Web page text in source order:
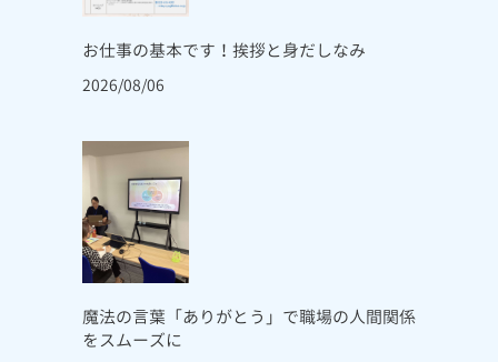
お仕事の基本です！挨拶と身だしなみ
2026/08/06
魔法の言葉「ありがとう」で職場の人間関係
をスムーズに